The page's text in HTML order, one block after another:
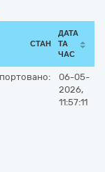
СТАН
ДАТА
ТА
ЧАС
06-05-
2026,
11:57:11